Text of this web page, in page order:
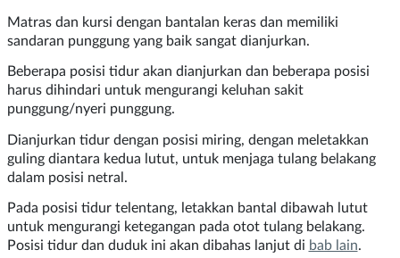
Matras dan kursi dengan bantalan keras dan memiliki
sandaran punggung yang baik sangat dianjurkan.
Beberapa posisi tidur akan dianjurkan dan beberapa posisi
harus dihindari untuk mengurangi keluhan sakit
punggung/nyeri punggung.
Dianjurkan tidur dengan posisi miring, dengan meletakkan
guling diantara kedua lutut, untuk menjaga tulang belakang
dalam posisi netral.
Pada posisi tidur telentang, letakkan bantal dibawah lutut
untuk mengurangi ketegangan pada otot tulang belakang.
Posisi tidur dan duduk ini akan dibahas lanjut di bab lain.